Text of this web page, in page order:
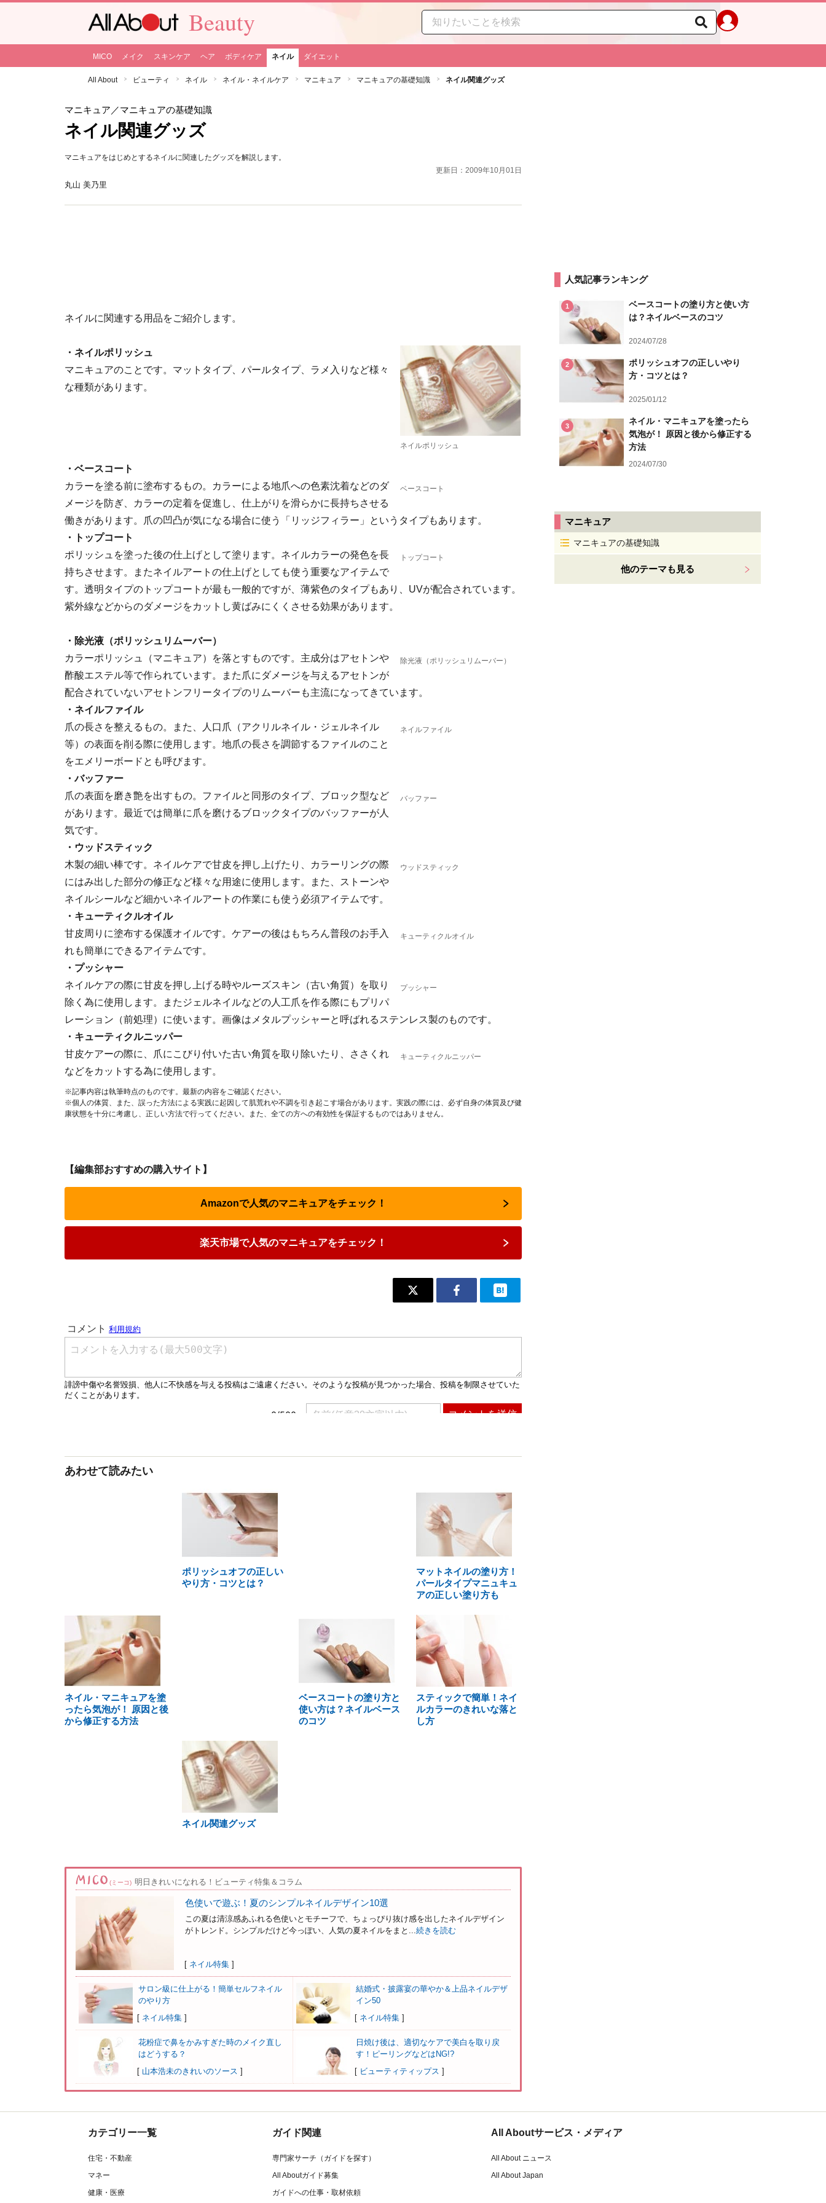
Beauty
MICO メイク スキンケア ヘア ボディケア ネイル ダイエット
All About ビューティ ネイル ネイル・ネイルケア マニキュア マニキュアの基礎知識 ネイル関連グッズ
マニキュア ／マニキュアの基礎知識
ネイル関連グッズ
マニキュアをはじめとするネイルに関連したグッズを解説します。
更新日：2009年10月01日
丸山 美乃里
ネイルに関連する用品をご紹介します。
ネイルポリッシュ
・ネイルポリッシュ
マニキュアのことです。マットタイプ、パールタイプ、ラメ入りなど様々
な種類があります。
ベースコート
・ベースコート
カラーを塗る前に塗布するもの。カラーによる地爪への色素沈着などのダ
メージを防ぎ、カラーの定着を促進し、仕上がりを滑らかに長持ちさせる
働きがあります。爪の凹凸が気になる場合に使う「リッジフィラー」というタイプもあります。
トップコート
・トップコート
ポリッシュを塗った後の仕上げとして塗ります。ネイルカラーの発色を長
持ちさせます。またネイルアートの仕上げとしても使う重要なアイテムで
す。透明タイプのトップコートが最も一般的ですが、薄紫色のタイプもあり、UVが配合されています。
紫外線などからのダメージをカットし黄ばみにくくさせる効果があります。
除光液（ポリッシュリムーバー）
・除光液（ポリッシュリムーバー）
カラーポリッシュ（マニキュア）を落とすものです。主成分はアセトンや
酢酸エステル等で作られています。また爪にダメージを与えるアセトンが
配合されていないアセトンフリータイプのリムーバーも主流になってきています。
ネイルファイル
・ネイルファイル
爪の長さを整えるもの。また、人口爪（アクリルネイル・ジェルネイル
等）の表面を削る際に使用します。地爪の長さを調節するファイルのこと
をエメリーボードとも呼びます。
バッファー
・バッファー
爪の表面を磨き艶を出すもの。ファイルと同形のタイプ、ブロック型など
があります。最近では簡単に爪を磨けるブロックタイプのバッファーが人
気です。
ウッドスティック
・ウッドスティック
木製の細い棒です。ネイルケアで甘皮を押し上げたり、カラーリングの際
にはみ出した部分の修正など様々な用途に使用します。また、ストーンや
ネイルシールなど細かいネイルアートの作業にも使う必須アイテムです。
キューティクルオイル
・キューティクルオイル
甘皮周りに塗布する保護オイルです。ケアーの後はもちろん普段のお手入
れも簡単にできるアイテムです。
プッシャー
・プッシャー
ネイルケアの際に甘皮を押し上げる時やルーズスキン（古い角質）を取り
除く為に使用します。またジェルネイルなどの人工爪を作る際にもプリパ
レーション（前処理）に使います。画像はメタルプッシャーと呼ばれるステンレス製のものです。
キューティクルニッパー
・キューティクルニッパー
甘皮ケアーの際に、爪にこびり付いた古い角質を取り除いたり、ささくれ
などをカットする為に使用します。
※記事内容は執筆時点のものです。最新の内容をご確認ください。
※個人の体質、また、誤った方法による実践に起因して肌荒れや不調を引き起こす場合があります。実践の際には、必ず自身の体質及び健
康状態を十分に考慮し、正しい方法で行ってください。また、全ての方への有効性を保証するものではありません。
【編集部おすすめの購入サイト】
Amazonで人気のマニキュアをチェック！
楽天市場で人気のマニキュアをチェック！
あわせて読みたい
ポリッシュオフの正しい
やり方・コツとは？
マットネイルの塗り方！
パールタイプマニュキュ
アの正しい塗り方も
ネイル・マニキュアを塗
ったら気泡が！ 原因と後
から修正する方法
ベースコートの塗り方と
使い方は？ネイルベース
のコツ
スティックで簡単！ネイ
ルカラーのきれいな落と
し方
ネイル関連グッズ
(ミーコ) 明日きれいになれる！ビューティ特集＆コラム
色使いで遊ぶ！夏のシンプルネイルデザイン10選
この夏は清涼感あふれる色使いとモチーフで、ちょっぴり抜け感を出したネイルデザイン
がトレンド。シンプルだけど今っぽい、人気の夏ネイルをまと...続きを読む
[ ネイル特集 ]
サロン級に仕上がる！簡単セルフネイル
のやり方
[ ネイル特集 ]
結婚式・披露宴の華やか＆上品ネイルデザ
イン50
[ ネイル特集 ]
花粉症で鼻をかみすぎた時のメイク直し
はどうする？
[ 山本浩未のきれいのソース ]
日焼け後は、適切なケアで美白を取り戻
す！ピーリングなどはNG!?
[ ビューティティップス ]
人気記事ランキング
1
ベースコートの塗り方と使い方
は？ネイルベースのコツ
2024/07/28
2
ポリッシュオフの正しいやり
方・コツとは？
2025/01/12
3
ネイル・マニキュアを塗ったら
気泡が！ 原因と後から修正する
方法
2024/07/30
マニキュア
マニキュアの基礎知識
他のテーマも見る
カテゴリー一覧
住宅・不動産
マネー
健康・医療
ガイド関連
専門家サーチ（ガイドを探す）
All Aboutガイド募集
ガイドへの仕事・取材依頼
All Aboutサービス・メディア
All About ニュース
All About Japan